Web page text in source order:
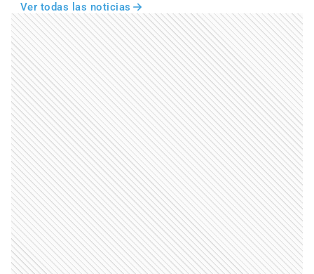
Ver todas las noticias